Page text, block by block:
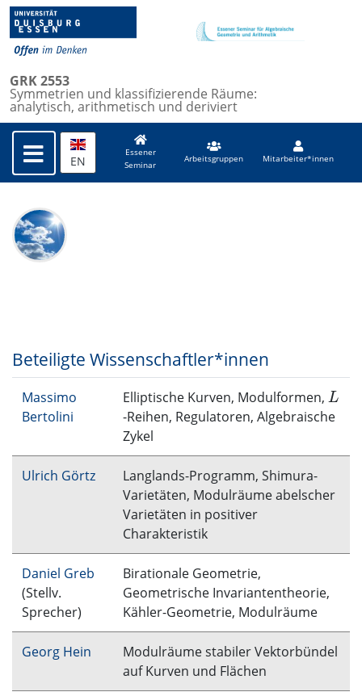
GRK 2553
Symmetrien und klassifizierende Räume:
analytisch, arithmetisch und deriviert
EN
Essener
Seminar
Arbeitsgruppen Mitarbeiter*innen
Beteiligte Wissenschaftler*innen
Massimo
Bertolini
Elliptische Kurven, Modulformen, L
L
-Reihen, Regulatoren, Algebraische
Zykel
Ulrich Görtz
Langlands-Programm, Shimura-
Varietäten, Modulräume abelscher
Varietäten in positiver
Charakteristik
Daniel Greb
(Stellv.
Sprecher)
Birationale Geometrie,
Geometrische Invariantentheorie,
Kähler-Geometrie, Modulräume
Georg Hein
Modulräume stabiler Vektorbündel
auf Kurven und Flächen